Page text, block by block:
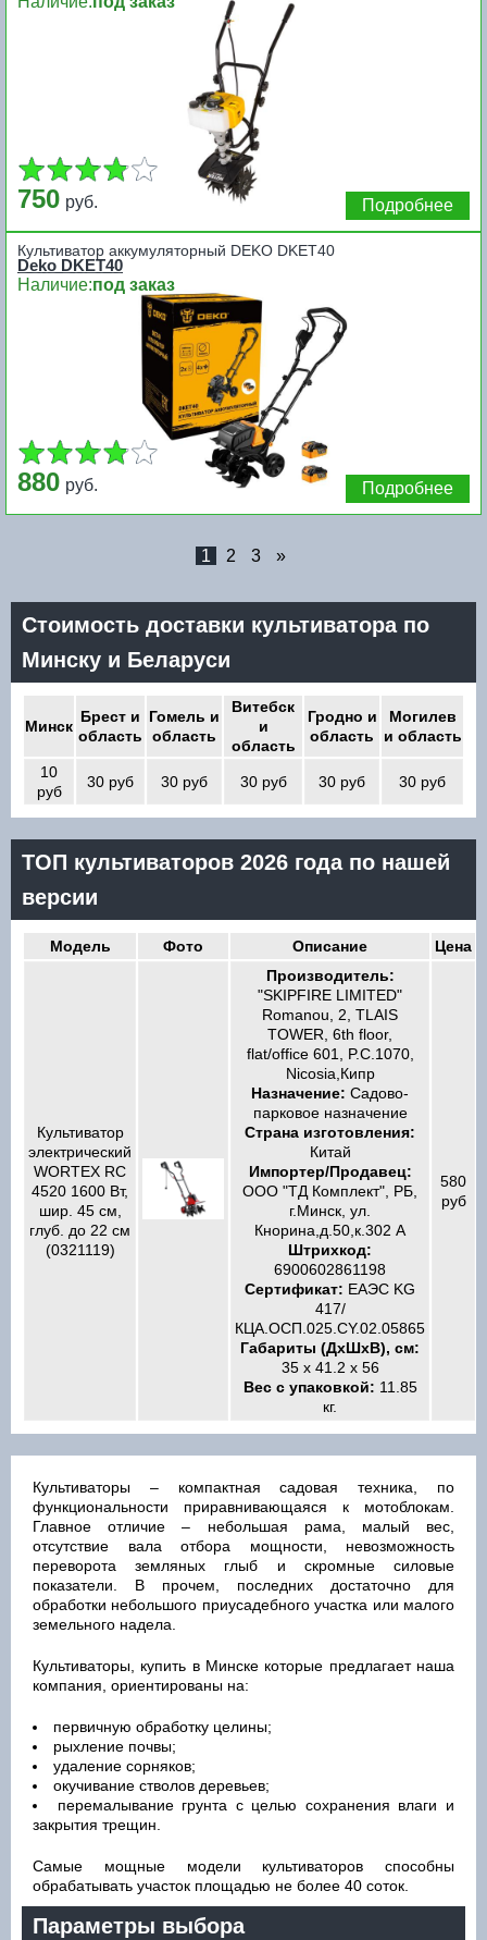
750 руб. Подробнее
Культиватор аккумуляторный DEKO DKET40
Deko DKET40
Наличие:под заказ
880 руб. Подробнее
1 2 3 »
Стоимость доставки культиватора по
Минску и Беларуси
Минск
Брест и
область
Гомель и
область
Витебск
и
область
Гродно и
область
Могилев
и область
10
руб
30 руб 30 руб 30 руб 30 руб 30 руб
ТОП культиваторов 2026 года по нашей
версии
Модель Фото Описание Цена
Культиватор
электрический
WORTEX RC
4520 1600 Вт,
шир. 45 см,
глуб. до 22 см
(0321119)
Производитель:
"SKIPFIRE LIMITED"
Romanou, 2, TLAIS
TOWER, 6th floor,
flat/office 601, P.C.1070,
Nicosia,Кипр
Назначение: Садово-
парковое назначение
Страна изготовления:
Китай
Импортер/Продавец:
ООО "ТД Комплект", РБ,
г.Минск, ул.
Кнорина,д.50,к.302 А
Штрихкод:
6900602861198
Сертификат: ЕАЭС KG
417/
КЦА.ОСП.025.CY.02.05865
Габариты (ДхШхВ), см:
35 x 41.2 x 56
Вес с упаковкой: 11.85
кг.
580
руб
Культиваторы – компактная садовая техника, по
функциональности приравнивающаяся к мотоблокам.
Главное отличие – небольшая рама, малый вес,
отсутствие вала отбора мощности, невозможность
переворота земляных глыб и скромные силовые
показатели. В прочем, последних достаточно для
обработки небольшого приусадебного участка или малого
земельного надела.
Культиваторы, купить в Минске которые предлагает наша
компания, ориентированы на:
первичную обработку целины;
рыхление почвы;
удаление сорняков;
окучивание стволов деревьев;
перемалывание грунта с целью сохранения влаги и
закрытия трещин.
Самые мощные модели культиваторов способны
обрабатывать участок площадью не более 40 соток.
Параметры выбора